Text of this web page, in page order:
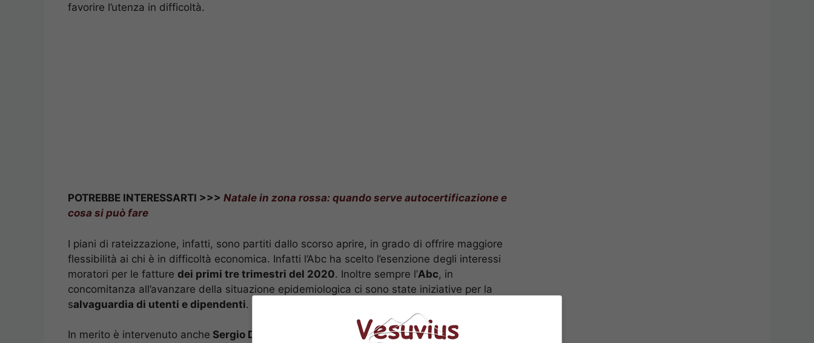
favorire l’utenza in difficoltà.
POTREBBE INTERESSARTI >>> Natale in zona rossa: quando serve autocertificazione e
cosa si può fare
I piani di rateizzazione, infatti, sono partiti dallo scorso aprire, in grado di offrire maggiore
flessibilità ai chi è in difficoltà economica. Infatti l’Abc ha scelto l’esenzione degli interessi
moratori per le fatture dei primi tre trimestri del 2020. Inoltre sempre l’Abc, in
concomitanza all’avanzare della situazione epidemiologica ci sono state iniziative per la
salvaguardia di utenti e dipendenti.
In merito è intervenuto anche Sergio D’Angelo , commissario straordinario dell’Abc Napoli